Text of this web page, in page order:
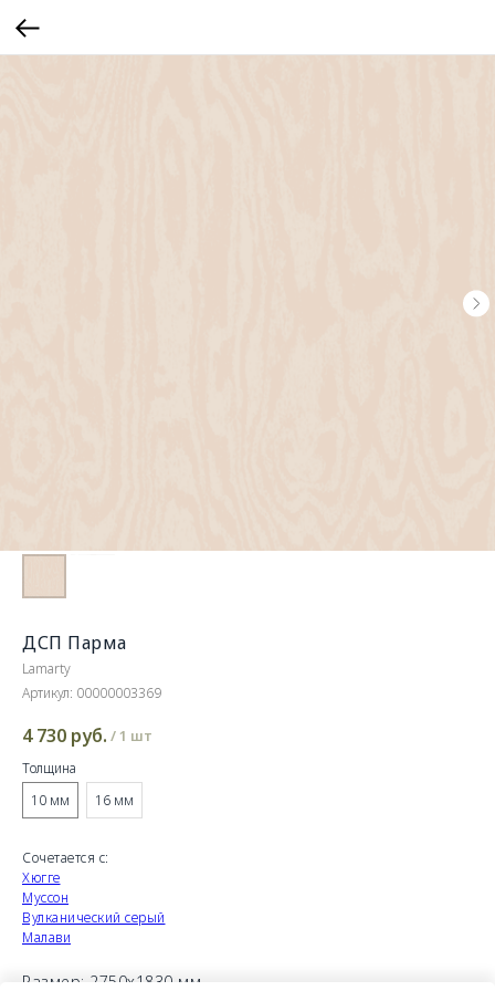
ДСП Парма
Lamarty
Артикул: 00000003369
4 730 руб. /1 шт
Толщина
10 мм
16 мм
Сочетается с:
Хюгге
Муссон
Вулканический серый
Малави
Размер: 2750х1830 мм